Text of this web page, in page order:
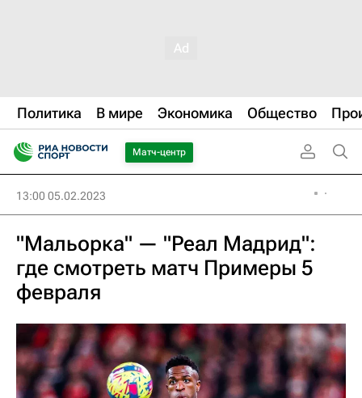
Политика В мире Экономика Общество
Матч-центр
13:00 05.02.2023
"Мальорка" — "Реал Мадрид":
где смотреть матч Примеры 5
февраля